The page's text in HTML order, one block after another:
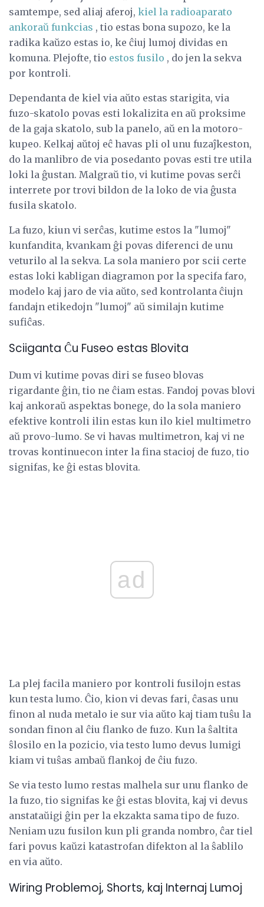
samtempe, sed aliaj aferoj, kiel la radioaparato
ankoraŭ funkcias , tio estas bona supozo, ke la
radika kaŭzo estas io, ke ĉiuj lumoj dividas en
komuna. Plejofte, tio estos fusilo , do jen la sekva
por kontroli.
Dependanta de kiel via aŭto estas starigita, via
fuzo-skatolo povas esti lokalizita en aŭ proksime
de la gaja skatolo, sub la panelo, aŭ en la motoro-
kupeo. Kelkaj aŭtoj eĉ havas pli ol unu fuzaĵkeston,
do la manlibro de via posedanto povas esti tre utila
loki la ĝustan. Malgraŭ tio, vi kutime povas serĉi
interrete por trovi bildon de la loko de via ĝusta
fusila skatolo.
La fuzo, kiun vi serĉas, kutime estos la "lumoj"
kunfandita, kvankam ĝi povas diferenci de unu
veturilo al la sekva. La sola maniero por scii certe
estas loki kabligan diagramon por la specifa faro,
modelo kaj jaro de via aŭto, sed kontrolanta ĉiujn
fandajn etikedojn "lumoj" aŭ similajn kutime
sufiĉas.
Sciiganta Ĉu Fuseo estas Blovita
Dum vi kutime povas diri se fuseo blovas
rigardante ĝin, tio ne ĉiam estas. Fandoj povas blovi
kaj ankoraŭ aspektas bonege, do la sola maniero
efektive kontroli ilin estas kun ilo kiel multimetro
aŭ provo-lumo. Se vi havas multimetron, kaj vi ne
trovas kontinuecon inter la fina stacioj de fuzo, tio
signifas, ke ĝi estas blovita.
ad
La plej facila maniero por kontroli fusilojn estas
kun testa lumo. Ĉio, kion vi devas fari, ĉasas unu
finon al nuda metalo ie sur via aŭto kaj tiam tuŝu la
sondan finon al ĉiu flanko de fuzo. Kun la ŝaltita
ŝlosilo en la pozicio, via testo lumo devus lumigi
kiam vi tuŝas ambaŭ flankoj de ĉiu fuzo.
Se via testo lumo restas malhela sur unu flanko de
la fuzo, tio signifas ke ĝi estas blovita, kaj vi devus
anstataŭigi ĝin per la ekzakta sama tipo de fuzo.
Neniam uzu fusilon kun pli granda nombro, ĉar tiel
fari povus kaŭzi katastrofan difekton al la ŝablilo
en via aŭto.
Wiring Problemoj, Shorts, kaj Internaj Lumoj